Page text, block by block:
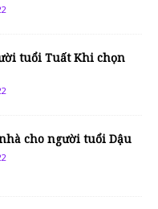
tuổi Tuất Khi chọn
cho người tuổi Dậu